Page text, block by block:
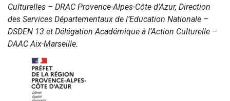
Culturelles – DRAC Provence-Alpes-Côte d’Azur, Direction
des Services Départementaux de l’Education Nationale –
DSDEN 13 et Délégation Académique à l’Action Culturelle –
DAAC Aix-Marseille.